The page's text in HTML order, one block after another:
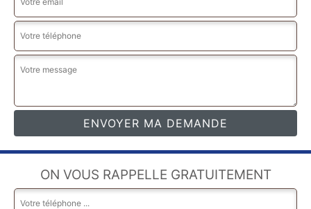
ON VOUS RAPPELLE GRATUITEMENT